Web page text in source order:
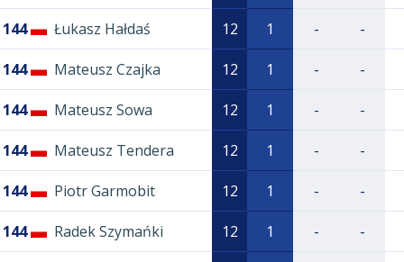
144 Łukasz Hałdaś 12 1 - -
144 Mateusz Czajka 12 1 - -
144 Mateusz Sowa 12 1 - -
144 Mateusz Tendera 12 1 - -
144 Piotr Garmobit 12 1 - -
144 Radek Szymańki 12 1 - -